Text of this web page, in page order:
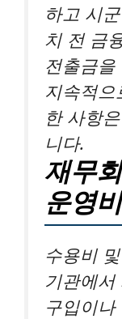
하고 시
치 전 금
전출금
지속적
한 사항
니다.
재무
운영
수용비
기관에
구입이